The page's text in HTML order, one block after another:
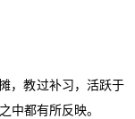
，教过补习，活跃于
中都有所反映。